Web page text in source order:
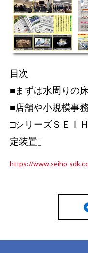
目次
■まずは水周りの
■店舗や小規模事
□シリーズＳＥＩ
定装置」
https://www.seiho-